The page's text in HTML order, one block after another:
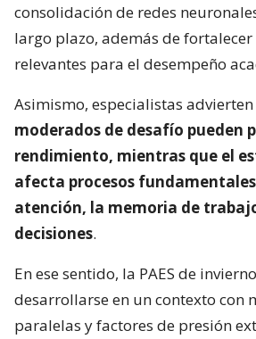
consolidación de redes
largo plazo, además de
relevantes para el desempeño
Asimismo, especialistas
moderados de desafío pueden
rendimiento, mientras que el
afecta procesos
atención, la memoria de
decisiones.
En ese sentido, la PAES de
desarrollarse en un contexto con
paralelas y factores de presión